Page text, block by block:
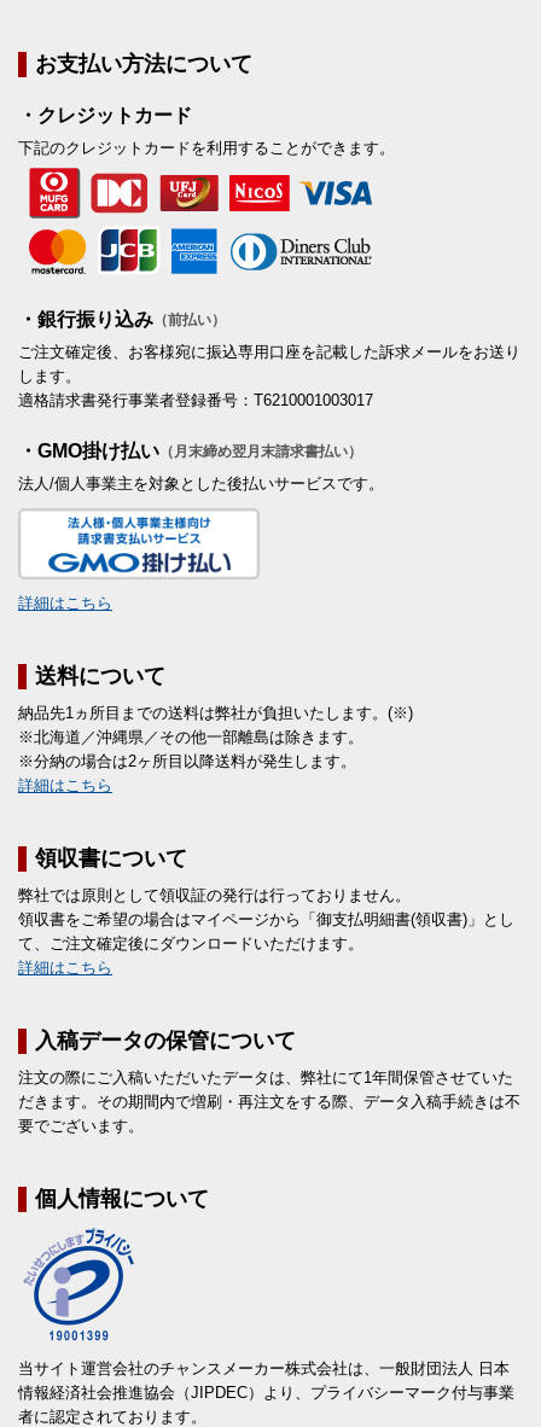
お支払い方法について
・クレジットカード
下記のクレジットカードを利用することができます。
・銀行振り込み （前払い）
ご注文確定後、お客様宛に振込専用口座を記載した訴求メールをお送り
します。
適格請求書発行事業者登録番号：T6210001003017
・GMO掛け払い （月末締め翌月末請求書払い）
法人/個人事業主を対象とした後払いサービスです。
詳細はこちら
送料について
納品先1ヵ所目までの送料は弊社が負担いたします。(※)
※北海道／沖縄県／その他一部離島は除きます。
※分納の場合は2ヶ所目以降送料が発生します。
詳細はこちら
領収書について
弊社では原則として領収証の発行は行っておりません。
領収書をご希望の場合はマイページから「御支払明細書(領収書)」とし
て、ご注文確定後にダウンロードいただけます。
詳細はこちら
入稿データの保管について
注文の際にご入稿いただいたデータは、弊社にて1年間保管させていた
だきます。その期間内で増刷・再注文をする際、データ入稿手続きは不
要でございます。
個人情報について
当サイト運営会社のチャンスメーカー株式会社は、一般財団法人 日本
情報経済社会推進協会（JIPDEC）より、プライバシーマーク付与事業
者に認定されております。